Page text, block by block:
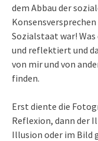
dem Abbau der
Sozialstaat war!
und reflektiert und
von mir und von
finden.
Erst diente die
Reflexion, dann der
Illusion oder im Bild